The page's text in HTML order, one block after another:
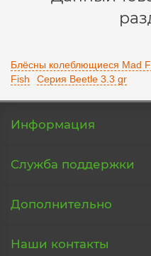
Блёсны колеблющиеся Mad
Fish
Серия Beetle 3.3 gr
Информация
Служба поддержки
Дополнительно
Наши контакты